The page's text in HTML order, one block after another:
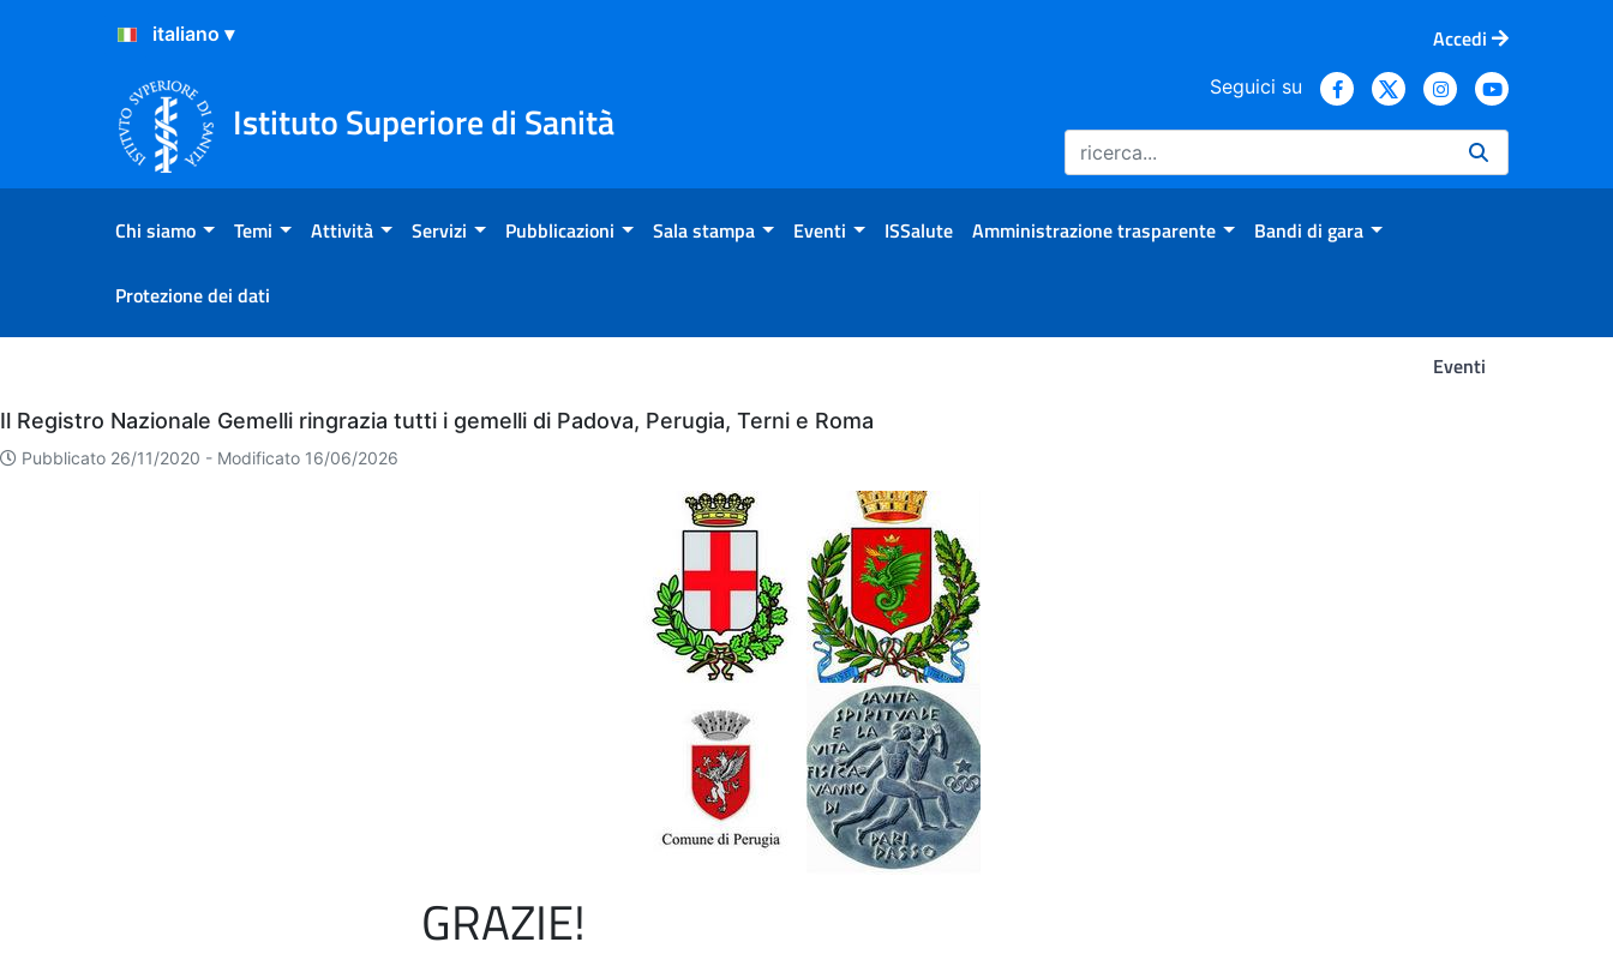
Salta al Contenuto
Salta al Footer
Accedi
Istituto Superiore di Sanità
Seguici su
Chi siamo Temi Attività Servizi Pubblicazioni Sala stampa Eventi ISSalute Amministrazione trasparente Bandi di gara
Protezione dei dati
Eventi
Eventi
Il Registro Nazionale Gemelli ringrazia tutti i gemelli di Padova, Perugia, Terni e Roma
Pubblicato 26/11/2020 - Modificato 16/06/2026
GRAZIE!